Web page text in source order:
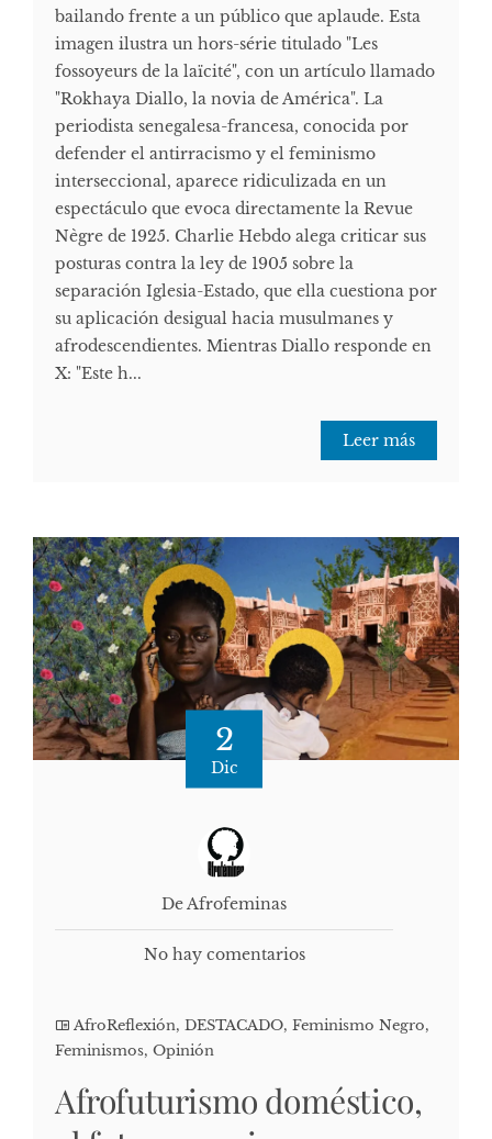
bailando frente a un público que aplaude. Esta
imagen ilustra un hors-série titulado "Les
fossoyeurs de la laïcité", con un artículo llamado
"Rokhaya Diallo, la novia de América". La
periodista senegalesa-francesa, conocida por
defender el antirracismo y el feminismo
interseccional, aparece ridiculizada en un
espectáculo que evoca directamente la Revue
Nègre de 1925. Charlie Hebdo alega criticar sus
posturas contra la ley de 1905 sobre la
separación Iglesia-Estado, que ella cuestiona por
su aplicación desigual hacia musulmanes y
afrodescendientes. Mientras Diallo responde en
X: "Este h...
Leer más
2
Dic
De Afrofeminas
No hay comentarios
AfroReflexión, DESTACADO, Feminismo Negro,
Feminismos, Opinión
Afrofuturismo doméstico,